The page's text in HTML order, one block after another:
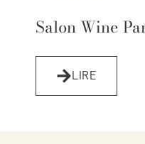
Salon Wine
LIRE